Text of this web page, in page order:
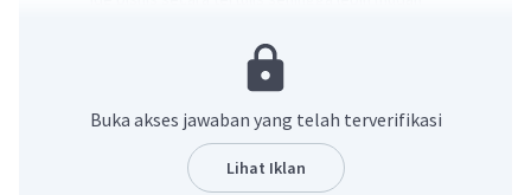
bisnis tersebut, sehingga langkah-langkah bisnis yang
ditempuh pun jelas dan meminimalisir terjadinya resiko
Proposal dibuat untuk menjelaskan rencana dan tujuan
suatu kegiatan secara jelas dan detail. Selain itu, dalam
Buka akses jawaban yang telah terverifikasi
Lihat Iklan